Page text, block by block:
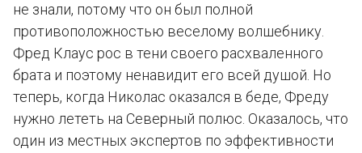
не знали, потому что он был полной
противоположностью веселому волшебнику.
Фред Клаус рос в тени своего расхваленного
брата и поэтому ненавидит его всей душой. Но
теперь, когда Николас оказался в беде, Фреду
нужно лететь на Северный полюс. Оказалось, что
один из местных экспертов по эффективности